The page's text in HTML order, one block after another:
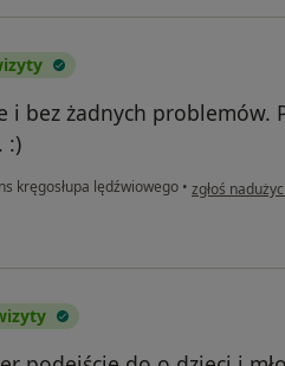
i bez żadnych problemów.
:)
kręgosłupa lędźwiowego • w opinii
zgłoś